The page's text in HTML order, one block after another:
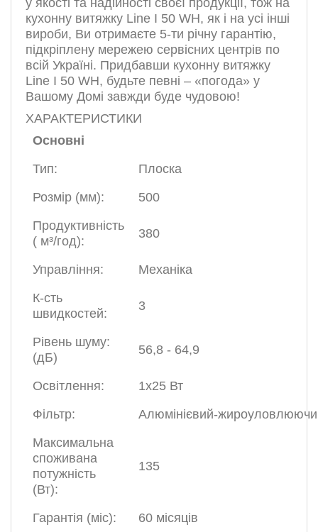
у якості та надійності своєї продукції, тож на
кухонну витяжку Line I 50 WH, як і на усі інші
вироби, Ви отримаєте 5-ти річну гарантію,
підкріплену мережею сервісних центрів по
всій Україні. Придбавши кухонну витяжку
Line I 50 WH, будьте певні – «погода» у
Вашому Домі завжди буде чудовою!
ХАРАКТЕРИСТИКИ
Основні
Тип:
Плоска
Розмір (мм):
500
Продуктивність
( м³/год):
380
Управління:
Механіка
К-сть
швидкостей:
3
Рівень шуму:
(дБ)
56,8 - 64,9
Освітлення:
1х25 Вт
Фільтр:
Алюмінієвий-
Максимальна
споживана
потужність
(Вт):
135
Гарантія (міс):
60 місяців